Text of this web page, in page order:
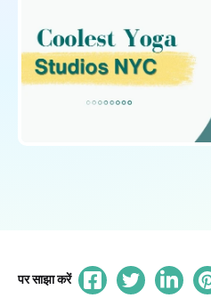
पर साझा करें